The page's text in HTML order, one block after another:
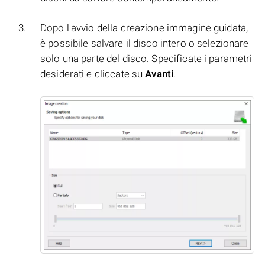
Dopo l'avvio della creazione immagine guidata,
è possibile salvare il disco intero o selezionare
solo una parte del disco. Specificate i parametri
desiderati e cliccate suAvanti.